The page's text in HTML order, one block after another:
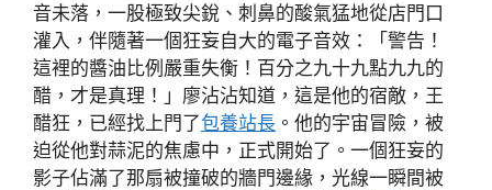
音未落，一股極致尖銳、刺鼻的酸氣猛地從店門口
灌入，伴隨著一個狂妄自大的電子音效：「警告！
這裡的醬油比例嚴重失衡！百分之九十九點九九的
醋，才是真理！」廖沾沾知道，這是他的宿敵，王
醋狂，已經找上門了包養站長 。他的宇宙冒險，被
迫從他對蒜泥的焦慮中，正式開始了。一個狂妄的
影子佔滿了那扇被撞破的牆門邊緣，光線一瞬間被